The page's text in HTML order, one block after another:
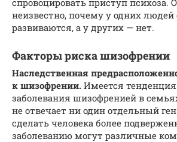
спровоцировать приступ психоза.
неизвестно, почему у одних
развиваются, а у других — нет.
Факторы риска шизофрении
Наследственная
к шизофрении. Имеется
заболевания шизофренией в
не отвечает ни один отдельный
сделать человека более
заболеванию могут различные